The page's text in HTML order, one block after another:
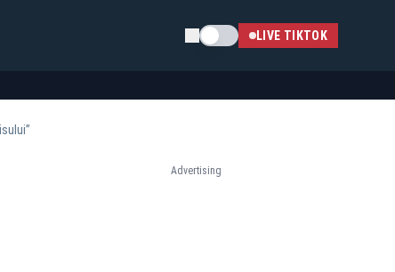
Schimba temaLIVE TIKTOK
Advertising